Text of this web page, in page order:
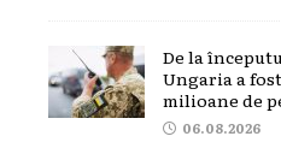
De la
Ungaria a
milioane de
06.08.2026